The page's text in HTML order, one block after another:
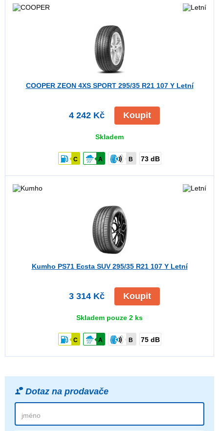
COOPER ZEON 4XS SPORT 295/35 R21 107 Y Letní
4 242 Kč Koupit
Skladem
C A B 73 dB
Kumho PS71 Ecsta SUV 295/35 R21 107 Y Letní
3 314 Kč Koupit
Skladem pouze 2 ks
C A B 75 dB
Dotaz na prodavače